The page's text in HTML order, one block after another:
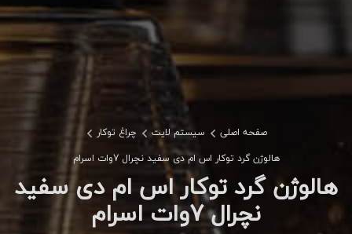
صفحه اصلی سیستم لایت
چراغ توکار
هالوژن گرد توکار اس ام دی سفید نچرال 7وات اسرام
هالوژن گرد توکار اس ام دی سفید
نچرال 7وات اسرام